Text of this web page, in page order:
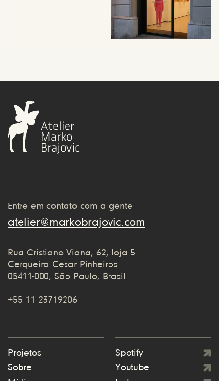
Entre em contato com a gente
atelier@markobrajovic.com
Rua Cristiano Viana, 62, loja 5
Cerqueira Cesar Pinheiros
05411-000, São Paulo, Brasil
+55 11 23719206
Projetos
Sobre
Spotify
Youtube